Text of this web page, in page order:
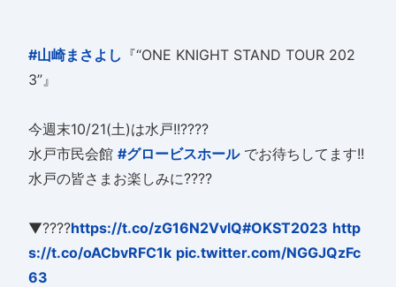
#山崎まさよし 『“ONE KNIGHT STAND TOUR 202
3”』
今週末10/21(土)は水戸!!????
水戸市民会館 #グロービスホールでお待ちしてます!!
水戸の皆さまお楽しみに????
▼????https://t.co/zG16N2VvlQ#OKST2023 http
s://t.co/oACbvRFC1k pic.twitter.com/NGGJQzFc
63